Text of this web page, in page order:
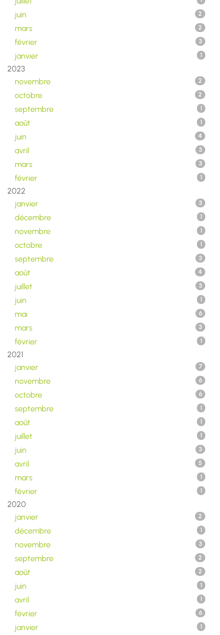
juin 2
mars 2
février 3
janvier 1
2023
novembre
2
octobre 2
septembre 1
août 1
juin 4
avril 3
mars 3
février 1
2022
janvier
3
décembre 1
novembre 1
octobre 1
septembre 3
août 4
juillet 3
juin 1
mai 6
mars 3
février 1
2021
janvier
7
novembre 6
octobre 6
septembre 1
août 1
juillet 1
juin 3
avril 5
mars 1
février 1
2020
janvier
2
décembre 1
novembre 3
septembre 2
août 2
juin 1
avril 1
février 6
janvier 1